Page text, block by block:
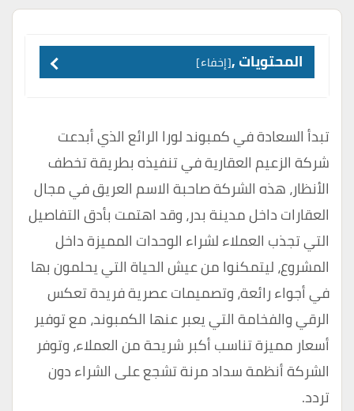
المحتويات , إخفاء
تبدأ السعادة في كمبوند لورا الرائع الذي أبدعت
شركة الزعيم العقارية في تنفيذه بطريقة تخطف
الأنظار، هذه الشركة صاحبة الاسم العريق في مجال
العقارات داخل مدينة بدر، وقد اهتمت بأدق التفاصيل
التي تجذب العملاء لشراء الوحدات المميزة داخل
المشروع، ليتمكنوا من عيش الحياة التي يحلمون بها
في أجواء رائعة، وتصميمات عصرية فريدة تعكس
الرقي والفخامة التي يعبر عنها الكمبوند، مع توفير
أسعار مميزة تناسب أكبر شريحة من العملاء، وتوفر
الشركة أنظمة سداد مرنة تشجع على الشراء دون
تردد.